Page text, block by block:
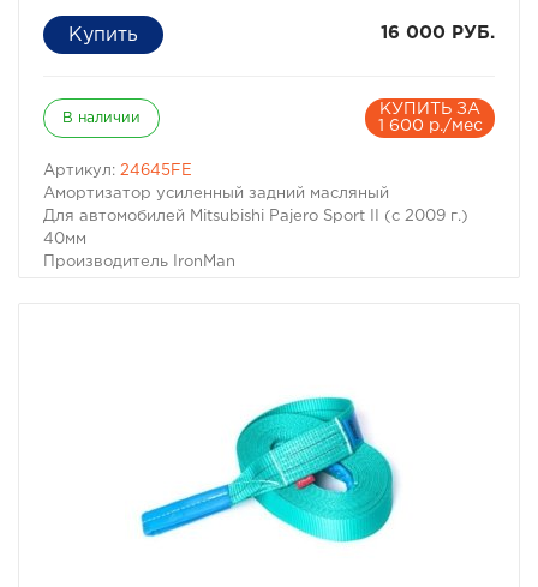
16 000 РУБ.
В наличии
КУПИТЬ ЗА
1 600 р./мес
Артикул: 24645FE
Амортизатор усиленный задний масляный
Для автомобилей Mitsubishi Pajero Sport II (с 2009 г.)
40мм
Производитель IronMan